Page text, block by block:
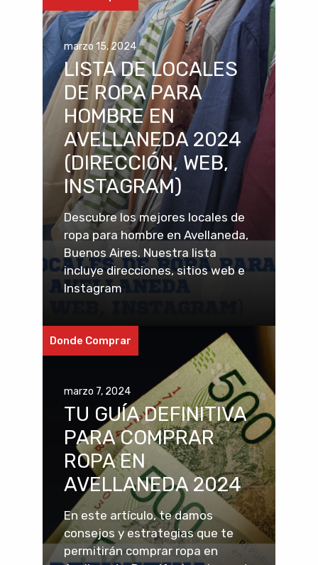
marzo 15, 2024
LISTA DE LOCALES
DE ROPA PARA
HOMBRE EN
AVELLANEDA 2024
(DIRECCIÓN, WEB,
INSTAGRAM)
Descubre los mejores locales de
ropa para hombre en Avellaneda,
Buenos Aires. Nuestra lista
incluye direcciones, sitios web e
Instagram
Donde Comprar
marzo 7, 2024
TU GUÍA DEFINITIVA
PARA COMPRAR
ROPA EN
AVELLANEDA 2024
En este artículo, te damos
consejos y estrategias que te
permitirán comprar ropa en